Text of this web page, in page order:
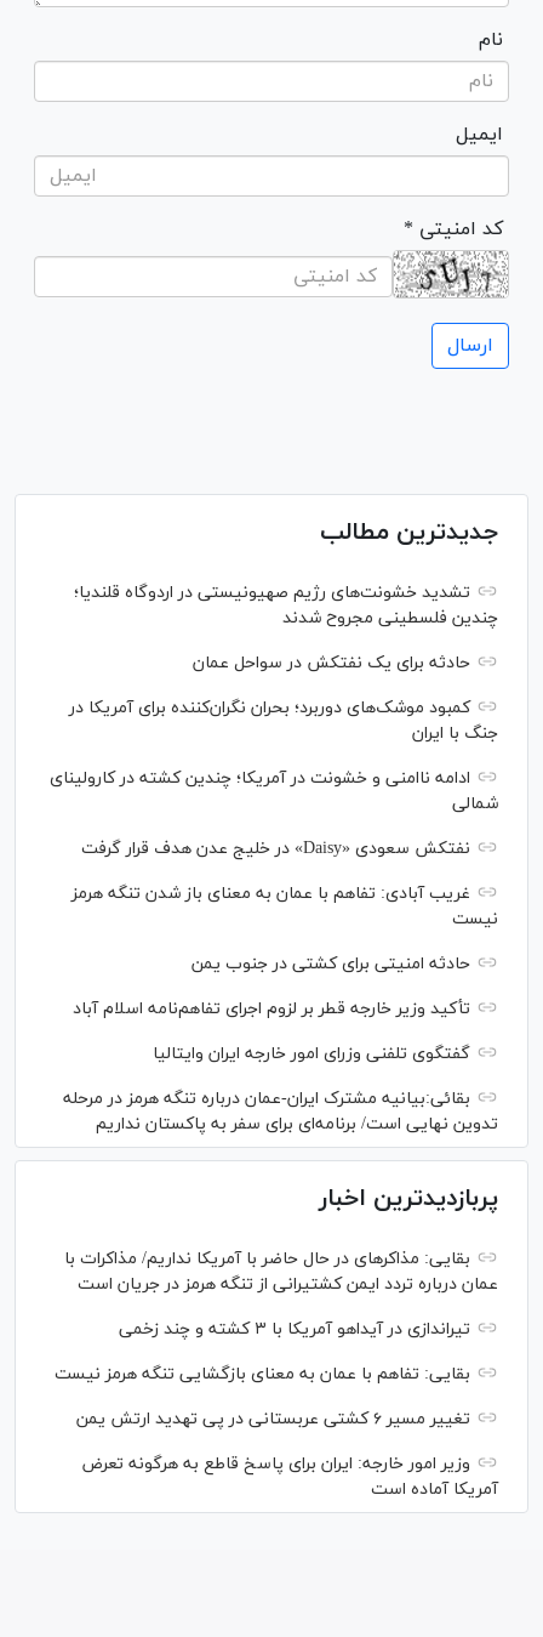
نام
ایمیل
* کد امنیتی
جدیدترین مطالب
تشدید خشونت‌های رژیم صهیونیستی در اردوگاه قلندیا؛
چندین فلسطینی مجروح شدند
حادثه برای یک نفتکش در سواحل عمان
کمبود موشک‌های دوربرد؛ بحران نگران‌کننده برای آمریکا در
جنگ با ایران
ادامه ناامنی و خشونت در آمریکا؛ چندین کشته در کارولینای
شمالی
نفتکش سعودی «Daisy» در خلیج عدن هدف قرار گرفت
غریب آبادی: تفاهم با عمان به معنای باز شدن تنگه هرمز
نیست
حادثه امنیتی برای کشتی در جنوب یمن
تأکید وزیر خارجه قطر بر لزوم اجرای تفاهم‌نامه اسلام آباد
گفتگوی تلفنی وزرای امور خارجه ایران وایتالیا
بقائی:بیانیه مشترک ایران-عمان درباره تنگه هرمز در مرحله
تدوین نهایی است/ برنامه‌ای برای سفر به پاکستان نداریم
پربازدیدترین اخبار
بقایی: مذاکره‎ای در حال حاضر با آمریکا نداریم/ مذاکرات با
عمان درباره تردد ایمن کشتیرانی از تنگه هرمز در جریان است
تیراندازی در آیداهو آمریکا با ۳ کشته و چند زخمی
بقایی: تفاهم با عمان به معنای بازگشایی تنگه هرمز نیست
تغییر مسیر ۶ کشتی عربستانی در پی تهدید ارتش یمن
وزیر امور خارجه: ایران برای پاسخ قاطع به هرگونه تعرض
آمریکا آماده است